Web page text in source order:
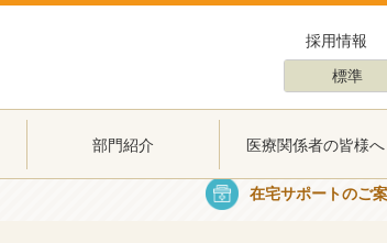
採用情報
標準
部門紹介 医療関係者の皆様へ
在宅サポートのご